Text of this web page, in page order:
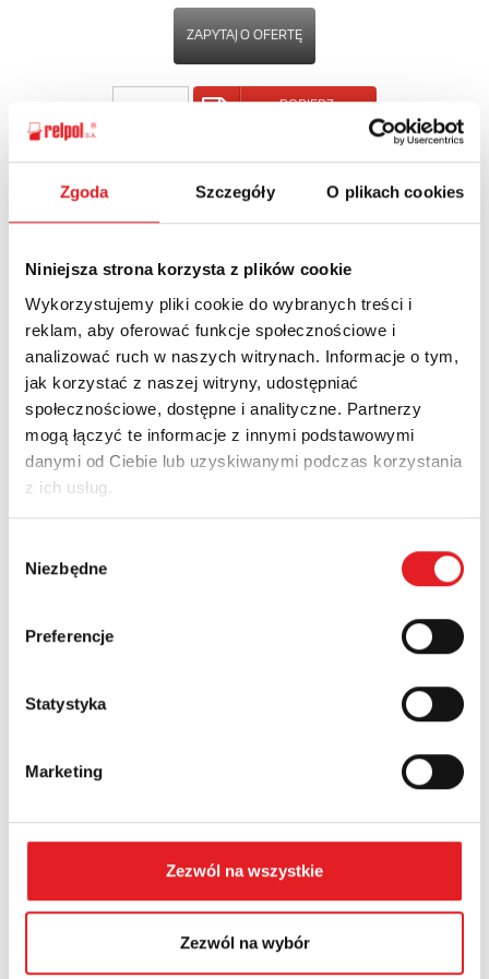
Zgoda Szczegóły O plikach cookies
Niniejsza strona korzysta z plików cookie
Wykorzystujemy pliki cookie do wybranych treści i
reklam, aby oferować funkcje społecznościowe i
analizować ruch w naszych witrynach. Informacje o tym,
jak korzystać z naszej witryny, udostępniać
społecznościowe, dostępne i analityczne. Partnerzy
mogą łączyć te informacje z innymi podstawowymi
danymi od Ciebie lub uzyskiwanymi podczas korzystania
z ich usług.
zgody
Niezbędne
Preferencje
Statystyka
Marketing
Zezwól na wszystkie
Zezwól na wybór
ZAPYTAJ O OFERTĘ
POBIERZ
POWRÓT
Zapytaj o szczegóły oferty
Imię i nazwisko: *
Adres e-mail: *
Numer telefonu:
Województwo:
Wyrażam zgodę na przetwarzanie moich danych